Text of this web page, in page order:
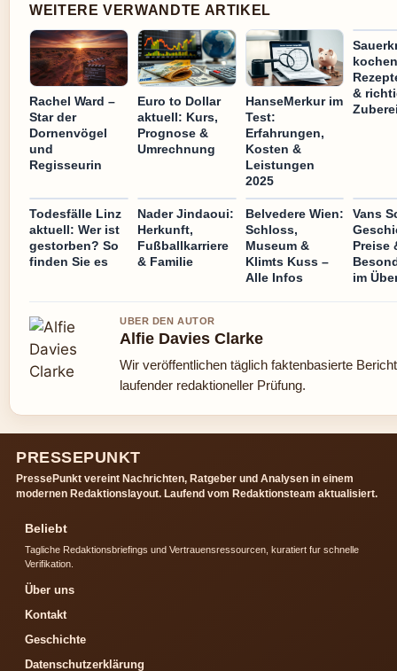
WEITERE VERWANDTE ARTIKEL
Rachel Ward –
Star der
Dornenvögel
und
Regisseurin
Euro to Dollar
aktuell: Kurs,
Prognose &
Umrechnung
HanseMerkur im
Test:
Erfahrungen,
Kosten &
Leistungen
2025
&
Todesfälle Linz
aktuell: Wer ist
gestorben? So
finden Sie es
Nader Jindaoui:
Herkunft,
Fußballkarriere
& Familie
Belvedere Wien:
Schloss,
Museum &
Klimts Kuss –
Alle Infos
Vans
Preise
im
UBER DEN AUTOR
Alfie Davies Clarke
Wir veröffentlichen täglich faktenbasierte
laufender redaktioneller Prüfung.
PRESSEPUNKT
PressePunkt vereint Nachrichten, Ratgeber und Analysen in einem
modernen Redaktionslayout. Laufend vom Redaktionsteam aktualisiert.
Beliebt
Tagliche Redaktionsbriefings und Vertrauensressourcen, kuratiert fur schnelle
Verifikation.
Über uns
Kontakt
Geschichte
Datenschutzerklärung